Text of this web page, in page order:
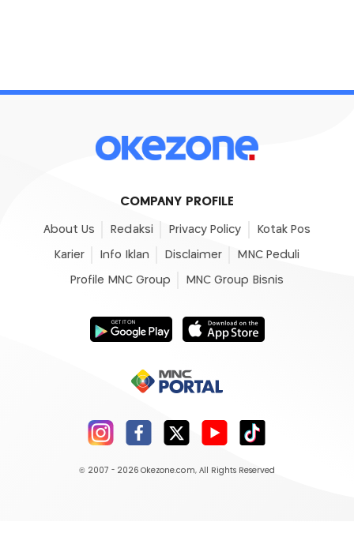
COMPANY PROFILE
About Us Redaksi Privacy Policy Kotak Pos
Karier Info Iklan Disclaimer MNC Peduli
Profile MNC Group MNC Group Bisnis
© 2007 - 2026 Okezone.com, All Rights Reserved